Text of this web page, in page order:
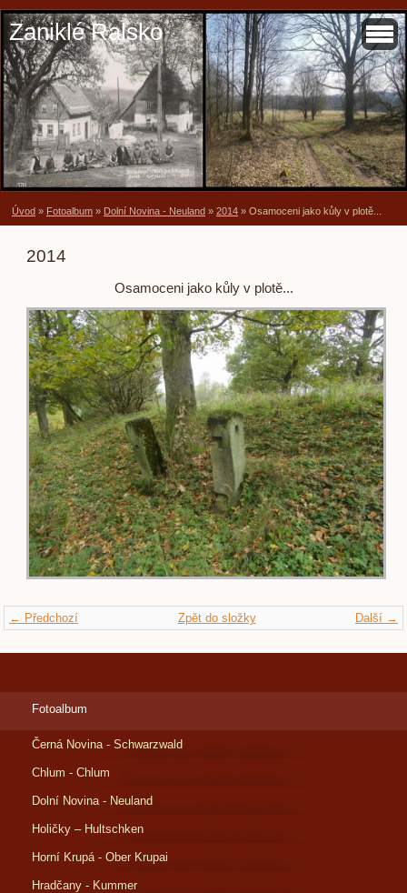
Zaniklé Ralsko
Úvod » Fotoalbum » Dolní Novina - Neuland » 2014 » Osamoceni jako kůly v plotě...
2014
Osamoceni jako kůly v plotě...
← Předchozí Další →
Zpět do složky
Fotoalbum
Černá Novina - Schwarzwald
Chlum - Chlum
Dolní Novina - Neuland
Holičky – Hultschken
Horní Krupá - Ober Krupai
Hradčany - Kummer